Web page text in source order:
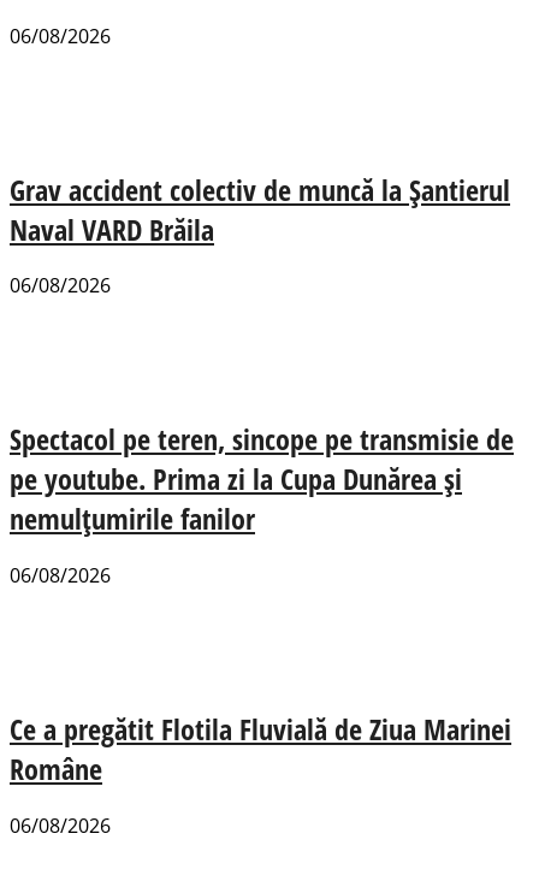
06/08/2026
Grav accident colectiv de muncă la Șantierul
Naval VARD Brăila
06/08/2026
Spectacol pe teren, sincope pe transmisie de
pe youtube. Prima zi la Cupa Dunărea și
nemulțumirile fanilor
06/08/2026
Ce a pregătit Flotila Fluvială de Ziua Marinei
Române
06/08/2026